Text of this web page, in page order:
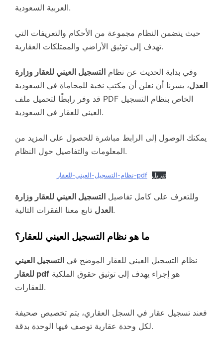
العربية السعودية.
حيث يتضمن النظام مجموعة من الأحكام والتعريفات التي
تهدف إلى توثيق الأراضي والممتلكات العقارية.
وفي بداية الحديث عن نظام التسجيل العيني للعقار وزارة
العدل، يسرنا أن نعلن أن مكتب نخبة للمحاماة في السعودية
قد وفر رابطًا لتحميل ملف PDF الخاص بنظام التسجيل
العيني للعقار في السعودية.
يمكنك الوصول إلى الرابط مباشرة للحصول على المزيد من
المعلومات والتفاصيل حول النظام.
نظام-التسجيل-العيني-للعقار-pdf تنزيل
وللتعرف على كامل تفاصيل التسجيل العيني للعقار وزارة
العدلتابع معنا الفقرات التالية.
ما هو نظام التسجيل العيني للعقار؟
نظام التسجيل العيني للعقار الموضح في التسجيل العيني
للعقار pdf
للعقارات.
فعند تسجيل عقار في السجل العقاري، يتم تخصيص صحيفة
لكل وحدة عقارية توصف فيها الوحدة بدقة.